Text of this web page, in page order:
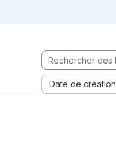
Date de création